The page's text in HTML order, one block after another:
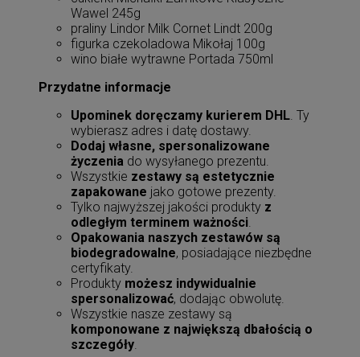
Wawel 245g
praliny Lindor Milk Cornet Lindt 200g
figurka czekoladowa Mikołaj 100g
wino białe wytrawne Portada 750ml
Przydatne informacje
Upominek doręczamy kurierem DHL. Ty
wybierasz adres i datę dostawy.
Dodaj własne, spersonalizowane
życzenia do wysyłanego prezentu.
Wszystkie zestawy są estetycznie
zapakowane jako gotowe prezenty.
Tylko najwyższej jakości produkty z
odległym terminem ważności.
Opakowania naszych zestawów są
biodegradowalne, posiadające niezbędne
certyfikaty.
Produkty możesz indywidualnie
spersonalizować, dodając obwolutę.
Wszystkie nasze zestawy są
komponowane z największą dbałością o
szczegóły.